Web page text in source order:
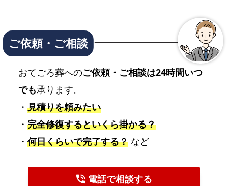
おてごろ葬へのご依頼・ご相談は24時間いつ
でも承ります。
・ 見積りを頼みたい
・ 完全修復するといくら掛かる？
・ 何日くらいで完了する？など
phone_in_talk電話で相談する